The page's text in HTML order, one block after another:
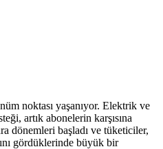
noktası yaşanıyor. Elektrik ve
artık abonelerin karşısına
dönemleri başladı ve tüketiciler,
gördüklerinde büyük bir